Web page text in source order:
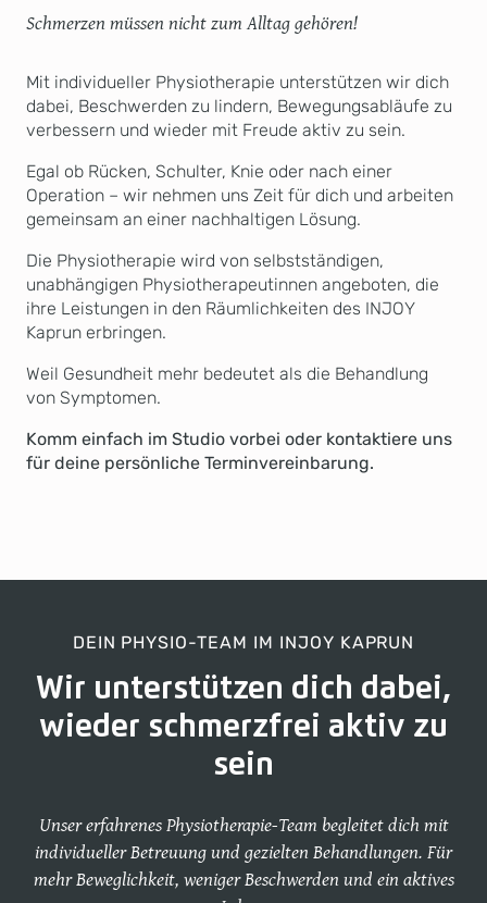
Schmerzen müssen nicht zum Alltag gehören!
Mit individueller Physiotherapie unterstützen wir dich
dabei, Beschwerden zu lindern, Bewegungsabläufe zu
verbessern und wieder mit Freude aktiv zu sein.
Egal ob Rücken, Schulter, Knie oder nach einer
Operation – wir nehmen uns Zeit für dich und arbeiten
gemeinsam an einer nachhaltigen Lösung.
Die Physiotherapie wird von selbstständigen,
unabhängigen Physiotherapeutinnen angeboten, die
ihre Leistungen in den Räumlichkeiten des INJOY
Kaprun erbringen.
Weil Gesundheit mehr bedeutet als die Behandlung
von Symptomen.
Komm einfach im Studio vorbei oder kontaktiere uns
für deine persönliche Terminvereinbarung.
DEIN PHYSIO-TEAM IM INJOY KAPRUN
Wir unterstützen dich dabei,
wieder schmerzfrei aktiv zu
sein
Unser erfahrenes Physiotherapie-Team begleitet dich mit
individueller Betreuung und gezielten Behandlungen. Für
mehr Beweglichkeit, weniger Beschwerden und ein aktives